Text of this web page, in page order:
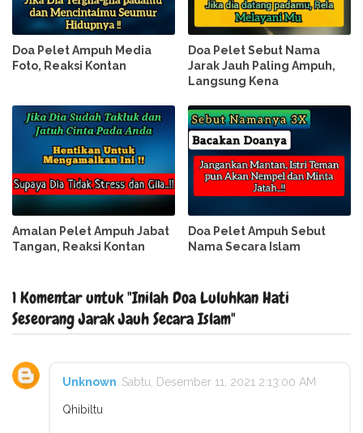
Doa Pelet Ampuh Media
Foto, Reaksi Kontan
Doa Pelet Sebut Nama
Jarak Jauh Paling Ampuh,
Langsung Kena
Amalan Pelet Ampuh Jabat
Tangan, Reaksi Kontan
Doa Pelet Ampuh Sebut
Nama Secara Islam
1 Komentar untuk "Inilah Doa Luluhkan Hati
Seseorang Jarak Jauh Secara Islam"
Unknown Sabtu, Desember 11, 2021 2:13:00 AM
Qhibiltu